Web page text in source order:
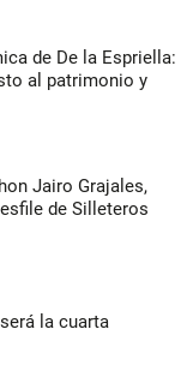
de De la Espriella:
al patrimonio y
Jairo Grajales,
de Silleteros
la cuarta